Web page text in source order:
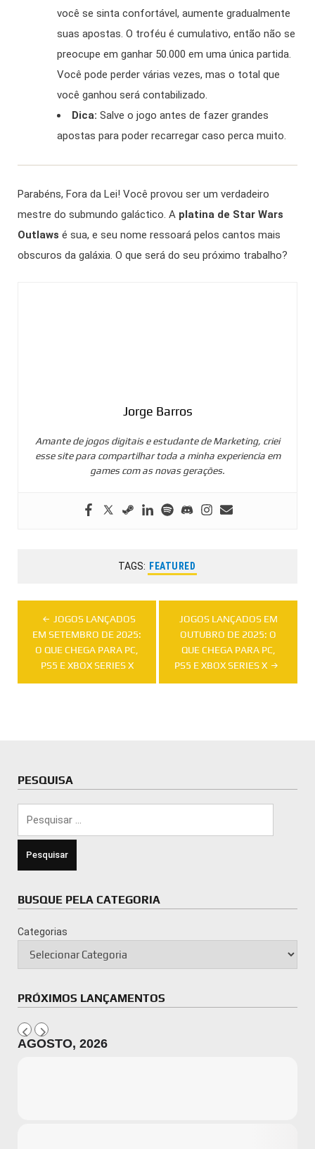
você se sinta confortável, aumente gradualmente
suas apostas. O troféu é cumulativo, então não se
preocupe em ganhar 50.000 em uma única partida.
Você pode perder várias vezes, mas o total que
você ganhou será contabilizado.
Dica: Salve o jogo antes de fazer grandes
apostas para poder recarregar caso perca muito.
Parabéns, Fora da Lei! Você provou ser um verdadeiro
mestre do submundo galáctico. A platina de Star Wars
Outlaws é sua, e seu nome ressoará pelos cantos mais
obscuros da galáxia. O que será do seu próximo trabalho?
Jorge Barros
Amante de jogos digitais e estudante de Marketing, criei
esse site para compartilhar toda a minha experiencia em
games com as novas gerações.
TAGS: FEATURED
Navegação
de
Post
JOGOS LANÇADOS
EM SETEMBRO DE 2025:
O QUE CHEGA PARA PC,
PS5 E XBOX SERIES X
JOGOS LANÇADOS EM
OUTUBRO DE 2025: O
QUE CHEGA PARA PC,
PS5 E XBOX SERIES X
PESQUISA
BUSQUE PELA CATEGORIA
Categorias
PRÓXIMOS LANÇAMENTOS
AGOSTO, 2026